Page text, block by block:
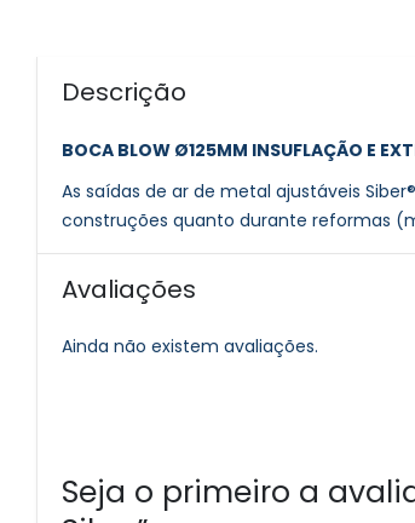
Descrição
BOCA BLOW Ø125MM INSUFLAÇÃO E
As saídas de ar de metal ajustáveis
construções quanto durante reformas
Avaliações
Ainda não existem avaliações.
Seja o primeiro a avaliar